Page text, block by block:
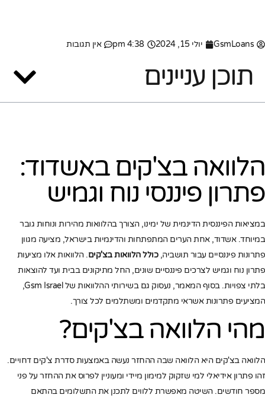
GsmLoans יולי 15, 2024 4:38 pm אין תגובות
תוכן עניינים
הלוואה בצ'קים באשדוד:
פתרון פיננסי נוח וגמיש
במציאות הפיננסית הדינמית של ימינו, הצורך בהלוואות מהירות ונוחות גובר
במיוחד. אשדוד, אחת הערים המתפתחות והדינמיות בישראל, מציעה מגוון
פתרונות פיננסיים עבור תושביה,כולל הלוואות בצ'קים. הלוואות אלו מציעות
פתרון נוח וגמיש לצרכים פיננסיים שונים, החל מתיקונים בבית ועד להוצאות
בלתי צפויות. בסוף המאמר, נעסוק גם בשירותי ההלוואות של Gsm Israel,
המציעים פתרונות אשראי מתקדמים ומשתלמים לכל צורך.
מהי הלוואה בצ'קים?
הלוואה בצ'קים היא הלוואה שבה ההחזר נעשה באמצעות סדרת צ'קים דחויים.
זהו פתרון אידיאלי למי שזקוק למימון מיידי ומעוניין לפרוס את ההחזר על פני
מספר חודשים. השיטה מאפשרת ללווים לתכנן את התשלומים בהתאם